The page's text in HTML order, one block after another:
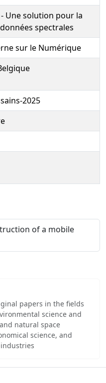
- Une solution pour la
spectrales
sur le Numérique
2025
of a mobile
papers in the fields
science and
natural space
science, and